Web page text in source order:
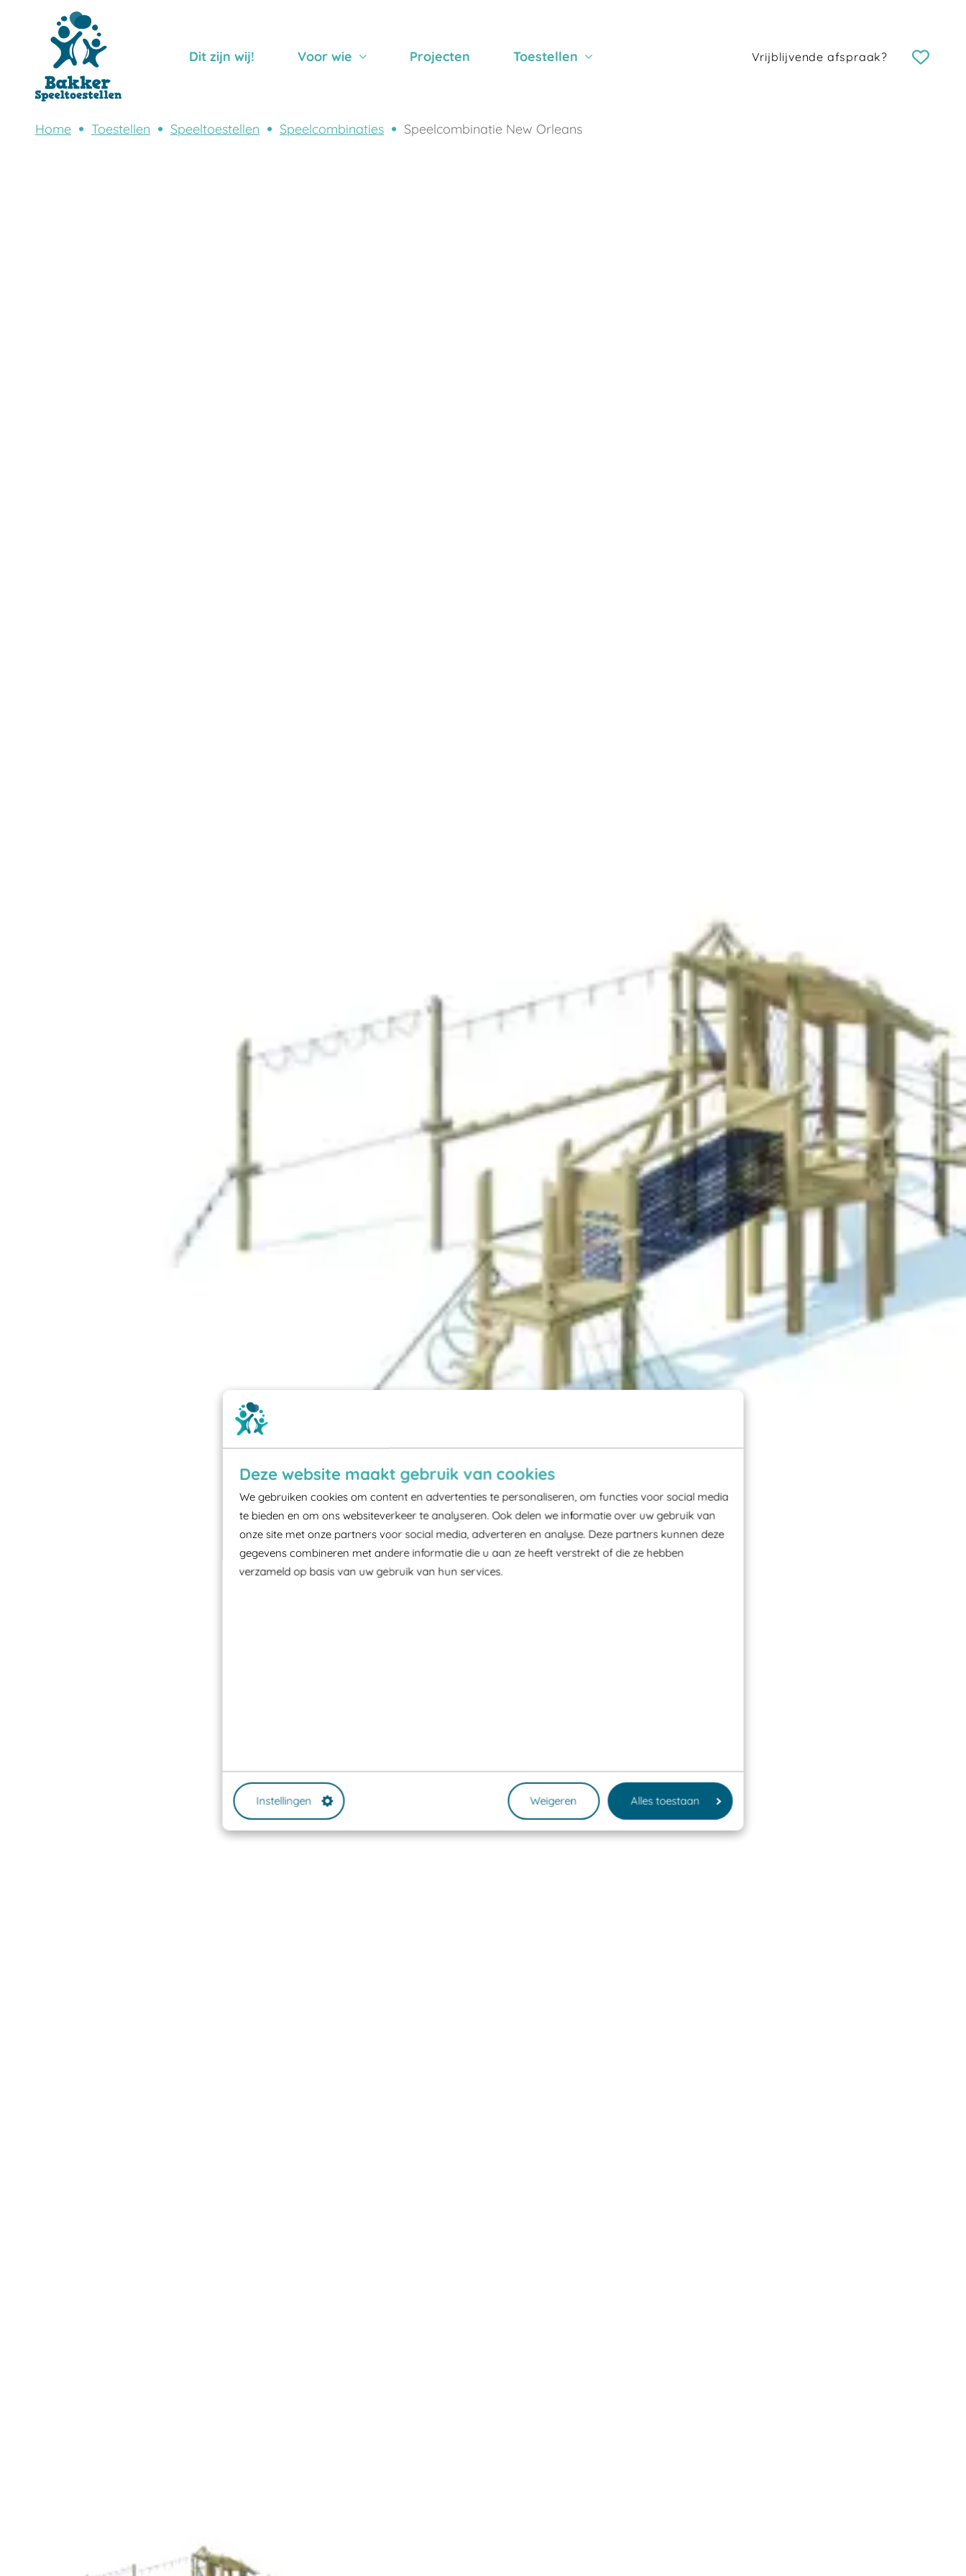
Deze website maakt gebruik van cookies
We gebruiken cookies om content en advertenties te personaliseren, om functies voor social media
te bieden en om ons websiteverkeer te analyseren. Ook delen we informatie over uw gebruik van
onze site met onze partners voor social media, adverteren en analyse. Deze partners kunnen deze
gegevens combineren met andere informatie die u aan ze heeft verstrekt of die ze hebben
verzameld op basis van uw gebruik van hun services.
Instellingen Weigeren Alles toestaan
Dit zijn wij! Voor wie Projecten Toestellen Vrijblijvende afspraak?
Home Toestellen Speeltoestellen Speelcombinaties Speelcombinatie New Orleans